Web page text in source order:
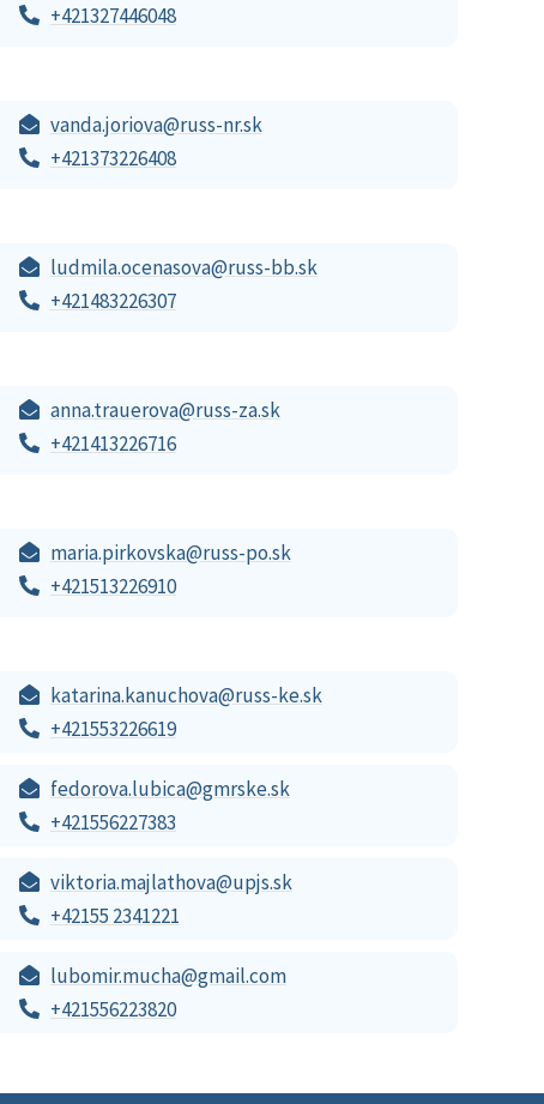
+421327446048
vanda.joriova@russ-nr.sk
+421373226408
ludmila.ocenasova@russ-bb.sk
+421483226307
anna.trauerova@russ-za.sk
+421413226716
maria.pirkovska@russ-po.sk
+421513226910
katarina.kanuchova@russ-ke.sk
+421553226619
fedorova.lubica@gmrske.sk
+421556227383
viktoria.majlathova@upjs.sk
+42155 2341221
lubomir.mucha@gmail.com
+421556223820